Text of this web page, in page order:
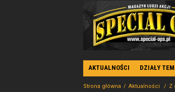
AKTUALNOŚCI DZIAŁY
Strona główna Aktualności Z